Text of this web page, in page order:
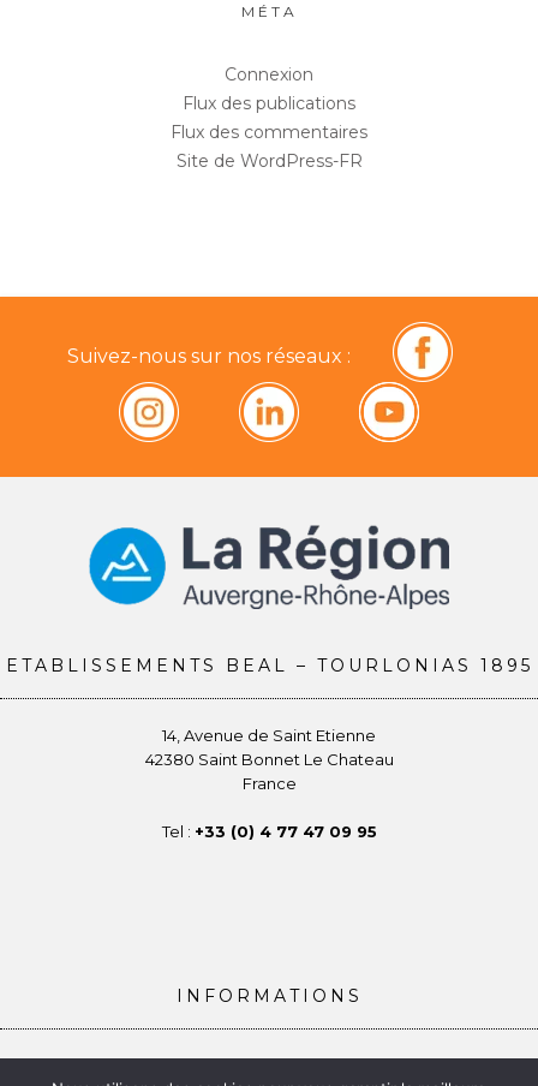
MÉTA
Connexion
Flux des publications
Flux des commentaires
Site de WordPress-FR
Suivez-nous sur nos réseaux :
ETABLISSEMENTS BEAL – TOURLONIAS 1895
14, Avenue de Saint Etienne
42380 Saint Bonnet Le Chateau
France
Tel : +33 (0) 4 77 47 09 95
INFORMATIONS